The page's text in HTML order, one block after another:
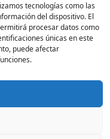
tecnologías como las
del dispositivo. El
procesar datos como
únicas en este
puede afectar